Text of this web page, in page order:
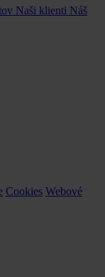
Naši klienti Náš
Cookies Webové